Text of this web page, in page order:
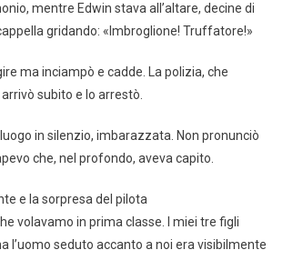
mentre Edwin stava all’altare, decine di
gridando: «Imbroglione! Truffatore!»
ma inciampò e cadde. La polizia, che
subito e lo arrestò.
in silenzio, imbarazzata. Non pronunciò
che, nel profondo, aveva capito.
e la sorpresa del pilota
volavamo in prima classe. I miei tre figli
l’uomo seduto accanto a noi era visibilmente